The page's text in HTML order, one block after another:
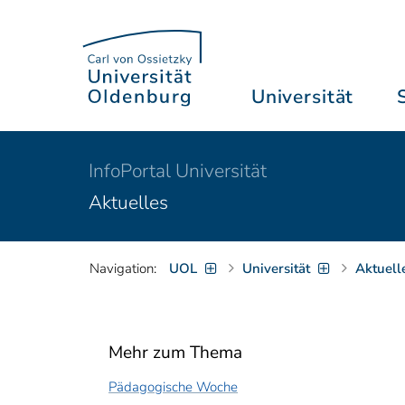
Universität
InfoPortal Universität
Aktuelles
Navigation: UOL Universität
Mehr zum Thema
Pädagogische Woche